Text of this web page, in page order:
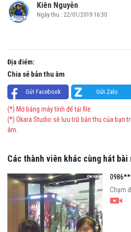
Kiên Nguyễn
Ngày thu : 22/01/2019 16:30
Địa điểm:
Chia sẻ bản thu âm
Gửi Facebook Gửi Zalo
(*) Mở bằng máy tính để tải file.
(*) Okara Studio sẽ lưu trữ bản thu của bạn
âm.
Các thành viên khác cùng hát bài
Chạm